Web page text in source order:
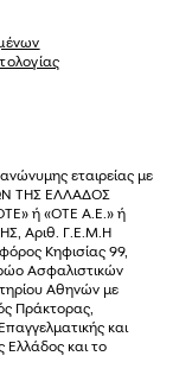
εταιρείας µε
ΤΗΣ ΕΛΛΑΔΟΣ
ή «ΟΤΕ Α.Ε.» ή
Αριθ. Γ.Ε.Μ.Η
Κηφισίας 99,
Ασφαλιστικών
Αθηνών µε
Πράκτορας,
και
Ελλάδος και το